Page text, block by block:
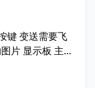
键 变送需要飞
片 显示板 主板